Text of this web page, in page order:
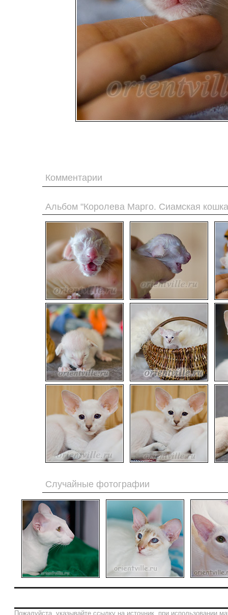
Комментарии
Альбом "Королева Марго. Сиамская
Случайные фотографии
Пожалуйста, указывайте ссылку на источник, при использовании